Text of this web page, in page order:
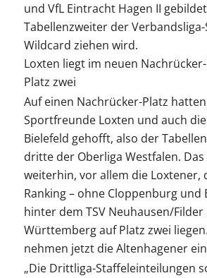
und VfL Eintracht Hagen II
Tabellenzweiter der
Wildcard ziehen wird.
Loxten liegt im neuen
Platz zwei
Auf einen Nachrücker-Platz
Sportfreunde Loxten und auch die
Bielefeld gehofft, also der
dritte der Oberliga Westfalen.
weiterhin, vor allem die Loxtener,
Ranking – ohne Cloppenburg und
hinter dem TSV Neuhausen/Filder
Württemberg auf Platz zwei
nehmen jetzt die Altenhagener
„Die Drittliga-Staffeleinteilungen